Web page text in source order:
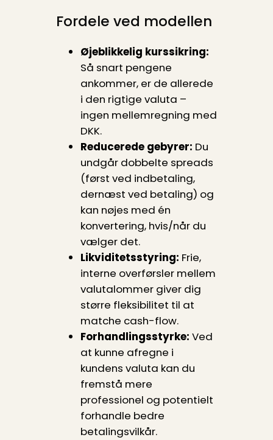
Fordele ved modellen
Øjeblikkelig kurssikring:
Så snart pengene
ankommer, er de allerede
i den rigtige valuta –
ingen mellemregning med
DKK.
Reducerede gebyrer: Du
undgår dobbelte spreads
(først ved indbetaling,
dernæst ved betaling) og
kan nøjes med én
konvertering, hvis/når du
vælger det.
Likviditetsstyring: Frie,
interne overførsler mellem
valutalommer giver dig
større fleksibilitet til at
matche cash-flow.
Forhandlingsstyrke: Ved
at kunne afregne i
kundens valuta kan du
fremstå mere
professionel og potentielt
forhandle bedre
betalingsvilkår.